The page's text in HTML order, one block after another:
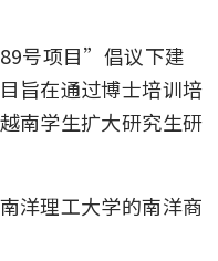
号项目”倡议下建
旨在通过博士培训培
南学生扩大研究生研
洋理工大学的南洋商